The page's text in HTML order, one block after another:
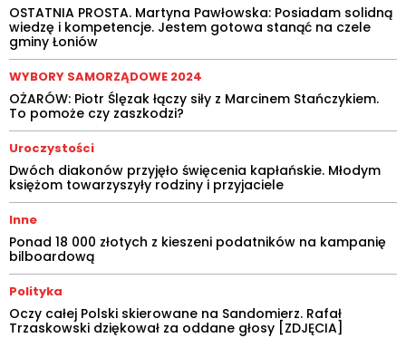
OSTATNIA PROSTA. Martyna Pawłowska: Posiadam solidną
wiedzę i kompetencje. Jestem gotowa stanąć na czele
gminy Łoniów
WYBORY SAMORZĄDOWE 2024
OŻARÓW: Piotr Ślęzak łączy siły z Marcinem Stańczykiem.
To pomoże czy zaszkodzi?
Uroczystości
Dwóch diakonów przyjęło święcenia kapłańskie. Młodym
księżom towarzyszyły rodziny i przyjaciele
Inne
Ponad 18 000 złotych z kieszeni podatników na kampanię
bilboardową
Polityka
Oczy całej Polski skierowane na Sandomierz. Rafał
Trzaskowski dziękował za oddane głosy [ZDJĘCIA]